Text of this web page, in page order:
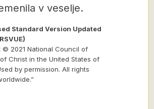
v veselje.
Standard Version Updated
© 2021 National Council of
Christ in the United States of
by permission. All rights